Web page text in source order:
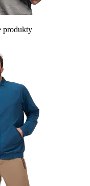
produkty